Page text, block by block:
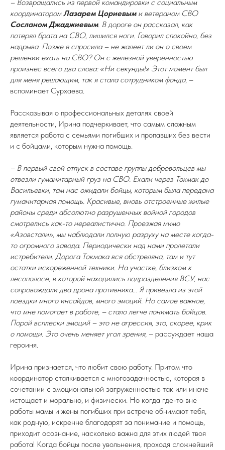
– Возвращались из первой командировки с социальным
координаторомЛазарем Цориевыми ветераном СВО
Сосланом Джаджиевым. В дороге он рассказал, как
потерял брата на СВО, лишился ноги. Говорил спокойно, без
надрыва. Позже я спросила – не жалеет ли он о своем
решении ехать на СВО? Он с железной уверенностью
произнес всего два слова: «Ни секунды!» Этот момент был
для меня решающим, так я стала сотрудником фонда, –
вспоминает Сурхаева.
Рассказывая о профессиональных деталях своей
деятельности, Ирина подчеркивает, что самым сложным
является работа с семьями погибших и пропавших без вести
и с бойцами, которым нужна помощь.
– В первый свой отпуск в составе группы добровольцев мы
отвезли гуманитарный груз на СВО. Ехали через Токмак до
Васильевки, там нас ожидали бойцы, которым была передана
гуманитарная помощь. Красивые, вновь отстроенные жилые
районы среди абсолютно разрушенных войной городов
смотрелись как-то нереалистично. Проезжая мимо
«Азовстали», мы наблюдали полную разруху на месте когда-
то огромного завода. Периодически над нами пролетали
истребители. Дорога Токмака вся обстреляна, там и тут
остатки искореженной техники. На участке, близком к
лесополосе, в которой находились подразделения ВСУ, нас
сопровождали два дрона противника… Я привезла из этой
поездки много инсайдов, много эмоций. Но самое важное,
что мне помогает в работе, – стало легче понимать бойцов.
Порой всплески эмоций – это не агрессия, это, скорее, крик
о помощи. Это очень меняет угол зрения, – рассуждает наша
героиня.
Ирина признается, что любит свою работу. Притом что
координатор сталкивается с многозадачностью, которая в
сочетании с эмоциональной загруженностью так или иначе
истощает и морально, и физически. Но когда где-то вне
работы мамы и жены погибших при встрече обнимают тебя,
как родную, искренне благодарят за понимание и помощь,
приходит осознание, насколько важна для этих людей твоя
работа! Когда бойцы после увольнения, проходя сложнейший